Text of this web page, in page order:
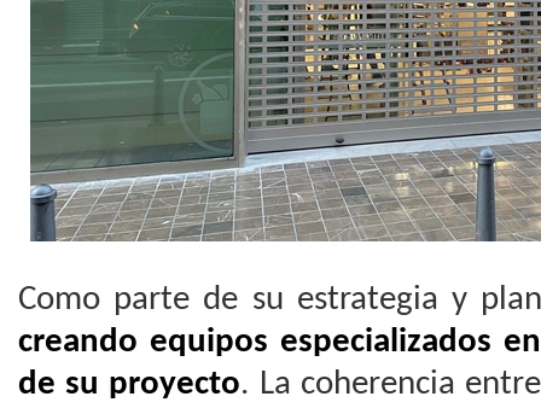
Como parte de su estrategia y
creando equipos especializados
de su proyecto. La coherencia